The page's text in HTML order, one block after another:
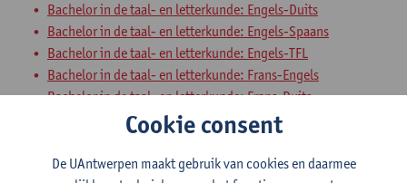
Bachelor in de taal- en letterkunde: Engels-Duits
Bachelor in de taal- en letterkunde: Engels-Spaans
Bachelor in de taal- en letterkunde: Engels-TFL
Bachelor in de taal- en letterkunde: Frans-Engels
Bachelor in de taal- en letterkunde: Frans-Duits
Bachelor in de taal- en letterkunde: Duits-Spaans
Bachelor in de taal- en letterkunde: Frans-Spaans
Cookie consent
De UAntwerpen maakt gebruik van cookies en daarmee